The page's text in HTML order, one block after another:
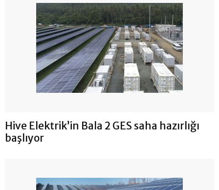
Hive Elektrik’in Bala 2 GES saha hazırlığı
başlıyor